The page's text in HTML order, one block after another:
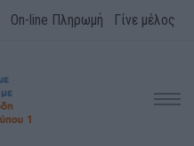
On-line Πληρωμή Γίνε μέλος